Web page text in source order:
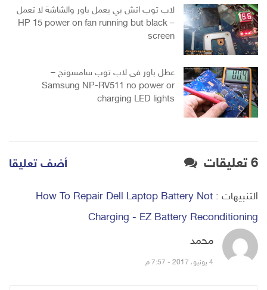
لاب توب اتش بي يعمل باور والشاشة لا تعمل
– HP 15 power on fan running but black
screen
عطل باور فى لاب توب سامسونج –
Samsung NP-RV511 no power or
charging LED lights
6 تعليقات أضف تعليقا
التنبيهات : How To Repair Dell Laptop Battery Not
Charging - EZ Battery Reconditioning
محمد
4 يونيو، 2017 - 7:57 م